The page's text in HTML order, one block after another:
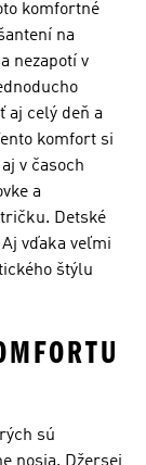
komfortné
na
nezapotí v
aj celý deň a
komfort si
v časoch
a
Detské
vďaka veľmi
štýlu
sú